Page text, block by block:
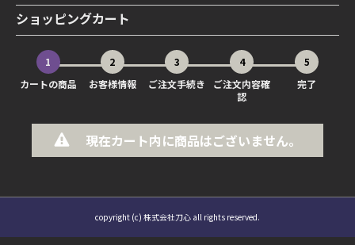
ショッピングカート
1
カートの商品
2
お客様情報
3
ご注文手続き
4
ご注文内容確
認
5
完了
現在カート内に商品はございません。
copyright (c) 株式会社刀心 all rights reserved.